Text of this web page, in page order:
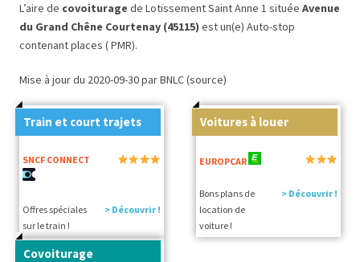
L’aire de covoiturage de Lotissement Saint Anne 1 située Avenue
du Grand Chêne Courtenay (45115) est un(e) Auto-stop
contenant places ( PMR).
Mise à jour du 2020-09-30 par BNLC (source)
Train et court trajets
SNCF CONNECT
Offres spéciales
sur le train !
> Découvrir !
Voitures à louer
EUROPCAR
Bons plans de
location de
voiture !
> Découvrir !
Covoiturage